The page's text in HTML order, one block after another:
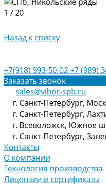
1 /20
Назад к списку
+7(918) 993-50-02+7 (989)
Заказать звонок
sales@vibor-spb.ru
г. Санкт-Петербург,
г. Санкт-Петербург,
г. Всеволожск, Южное
г. Санкт-Петербург,
Контакты
О компании
Технология производства
Лицензии и сертификаты